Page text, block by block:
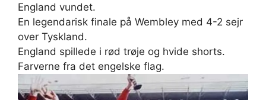
England vundet.
En legendarisk finale på Wembley med 4-2 sejr
over Tyskland.
England spillede i rød trøje og hvide shorts.
Farverne fra det engelske flag.